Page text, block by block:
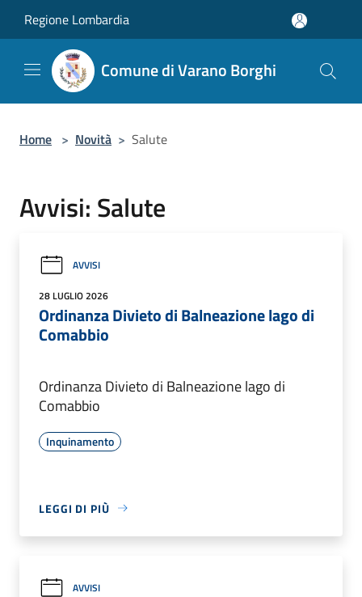
Regione Lombardia
Comune di Varano Borghi
Home > Novità > Salute
Avvisi: Salute
AVVISI
28 LUGLIO 2026
Ordinanza Divieto di Balneazione lago di
Comabbio
Ordinanza Divieto di Balneazione lago di
Comabbio
Inquinamento
LEGGI DI PIÙ
AVVISI